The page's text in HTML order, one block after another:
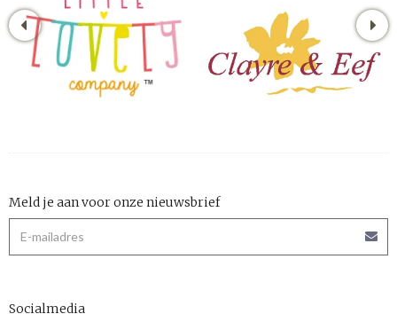
Meld je aan voor onze nieuwsbrief
Socialmedia